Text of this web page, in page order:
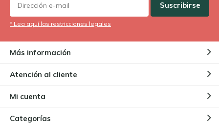
Suscribirse
* Lea aquí las restricciones legales
Más información
Atención al cliente
Mi cuenta
Categorías